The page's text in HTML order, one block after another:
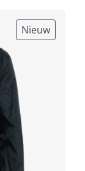
Nieuw